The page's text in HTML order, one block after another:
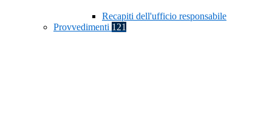
Recapiti dell'ufficio responsabile
Provvedimenti 121